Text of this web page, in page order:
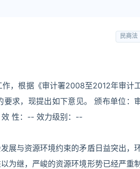
民商法
，根据《审计署2008至2012年审计
求，现提出如下意见。 颁布单位：
性：-- 效力级别：--
展与资源环境约束的矛盾日益突出，
为继，严峻的资源环境形势已经严重制